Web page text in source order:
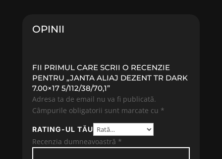
OPINII
FII PRIMUL CARE SCRII O RECENZIE
PENTRU „JANTA ALIAJ DEZENT TR DARK
7.00×17 5/112/38/70,1”
Adresa ta de email nu va fi publicată.
Câmpurile obligatorii sunt marcate cu *
RATING-UL TĂU
Recenzia dumneavoastră *